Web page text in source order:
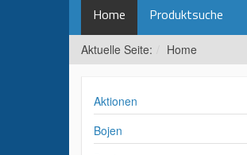
Home Produktsuche
Aktuelle Seite: Home
Aktionen
Bojen